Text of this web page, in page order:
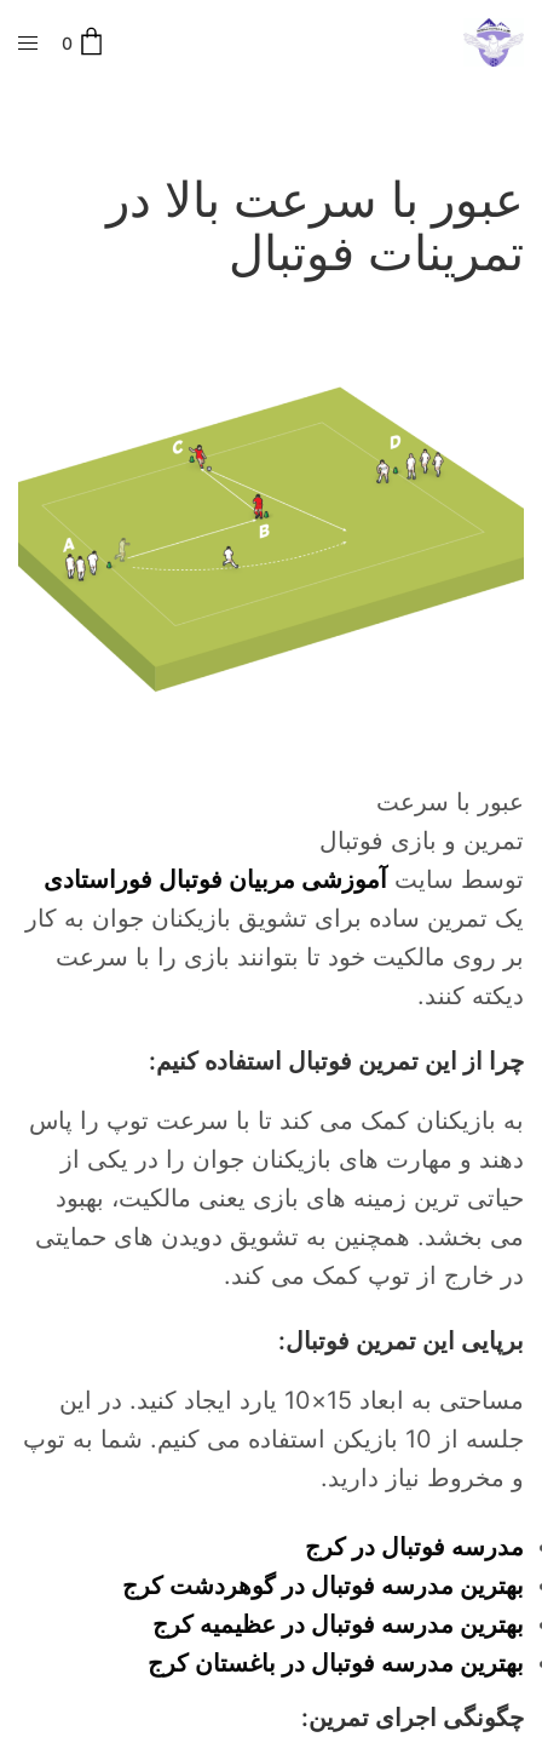
0
عبور با سرعت بالا در
تمرینات فوتبال
عبور با سرعت
تمرین و بازی فوتبال
توسط سایت آموزشی مربیان فوتبال فوراستادی
یک تمرین ساده برای تشویق بازیکنان جوان به کار
بر روی مالکیت خود تا بتوانند بازی را با سرعت
دیکته کنند.
چرا از این تمرین فوتبال استفاده کنیم:
به بازیکنان کمک می کند تا با سرعت توپ را پاس
دهند و مهارت های بازیکنان جوان را در یکی از
حیاتی ترین زمینه های بازی یعنی مالکیت، بهبود
می بخشد. همچنین به تشویق دویدن های حمایتی
در خارج از توپ کمک می کند.
برپایی این تمرین فوتبال:
مساحتی به ابعاد 15×10 یارد ایجاد کنید. در این
جلسه از 10 بازیکن استفاده می کنیم. شما به توپ
و مخروط نیاز دارید.
مدرسه فوتبال در کرج
بهترین مدرسه فوتبال در گوهردشت کرج
بهترین مدرسه فوتبال در عظیمیه کرج
بهترین مدرسه فوتبال در باغستان کرج
چگونگی اجرای تمرین: